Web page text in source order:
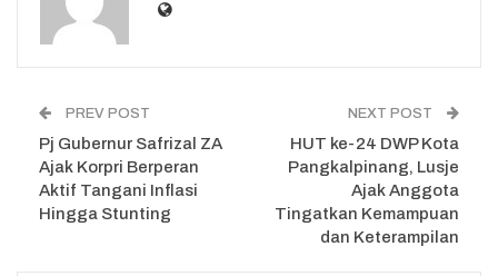
PREV POST
Pj Gubernur Safrizal ZA
Ajak Korpri Berperan
Aktif Tangani Inflasi
Hingga Stunting
NEXT POST
HUT ke-24 DWP Kota
Pangkalpinang, Lusje
Ajak Anggota
Tingatkan Kemampuan
dan Keterampilan